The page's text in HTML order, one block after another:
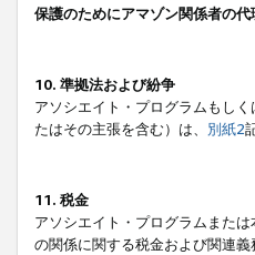
保護のためにアマゾン関係者の
10. 準拠法および紛争
アソシエイト・プログラムもし
たはその主張を含む）は、 別紙2
11. 税金
アソシエイト・プログラムまた
の関係に関する税金および関連義